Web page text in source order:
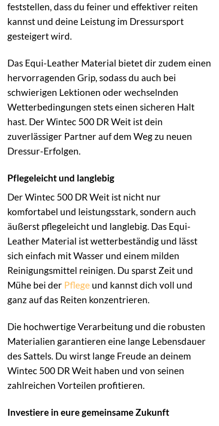
feststellen, dass du feiner und effektiver reiten
kannst und deine Leistung im Dressursport
gesteigert wird.
Das Equi-Leather Material bietet dir zudem einen
hervorragenden Grip, sodass du auch bei
schwierigen Lektionen oder wechselnden
Wetterbedingungen stets einen sicheren Halt
hast. Der Wintec 500 DR Weit ist dein
zuverlässiger Partner auf dem Weg zu neuen
Dressur-Erfolgen.
Pflegeleicht und langlebig
Der Wintec 500 DR Weit ist nicht nur
komfortabel und leistungsstark, sondern auch
äußerst pflegeleicht und langlebig. Das Equi-
Leather Material ist wetterbeständig und lässt
sich einfach mit Wasser und einem milden
Reinigungsmittel reinigen. Du sparst Zeit und
Mühe bei der Pflege und kannst dich voll und
ganz auf das Reiten konzentrieren.
Die hochwertige Verarbeitung und die robusten
Materialien garantieren eine lange Lebensdauer
des Sattels. Du wirst lange Freude an deinem
Wintec 500 DR Weit haben und von seinen
zahlreichen Vorteilen profitieren.
Investiere in eure gemeinsame Zukunft